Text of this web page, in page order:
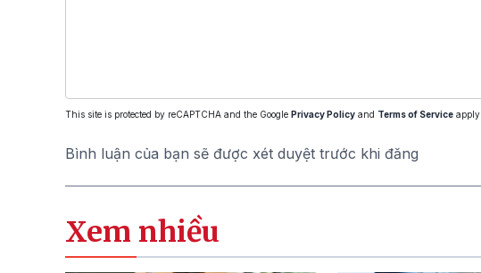
This site is protected by reCAPTCHA and the Google Privacy Policy and Terms of Service apply.
Bình luận của bạn sẽ được xét duyệt trước khi đăng
Xem nhiều